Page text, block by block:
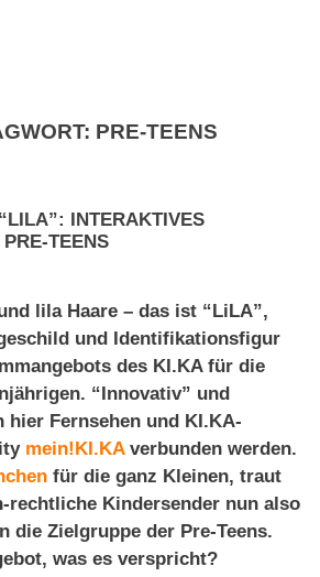
PRE-TEENS
INTERAKTIVES
TEENS
lila Haare – das ist “LiLA”,
und Identifikationsfigur
des KI.KA für die
“Innovativ” und
hier Fernsehen und KI.KA-
mein!KI.KAverbunden werden.
für die ganz Kleinen, traut
Kindersender nun also
die Zielgruppe der Pre-Teens.
was es verspricht?